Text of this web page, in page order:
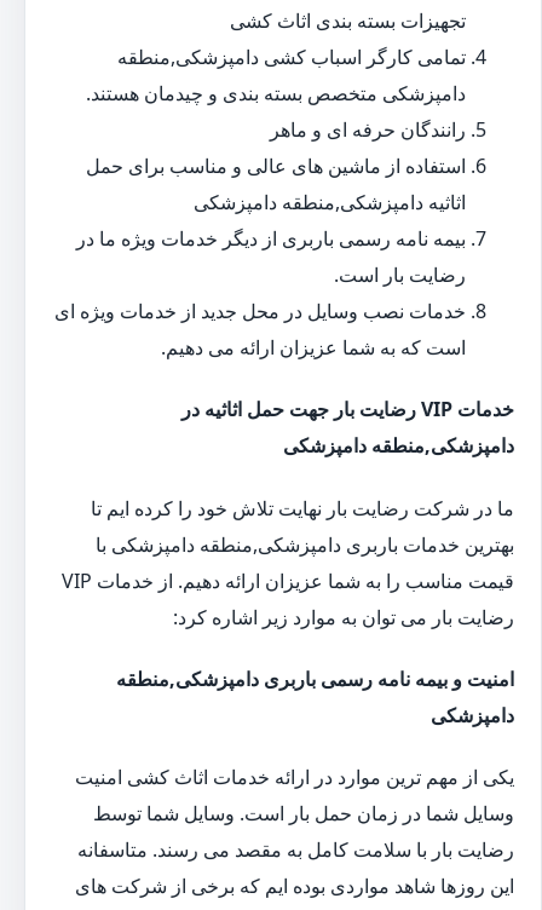
تجهیزات بسته بندی اثاث کشی
تمامی کارگر اسباب کشی دامپزشکی,منطقه
دامپزشکی متخصص بسته بندی و چیدمان هستند.
رانندگان حرفه ای و ماهر
استفاده از ماشین های عالی و مناسب برای حمل
اثاثیه دامپزشکی,منطقه دامپزشکی
بیمه نامه رسمی باربری از دیگر خدمات ویژه ما در
رضایت بار است.
خدمات نصب وسایل در محل جدید از خدمات ویژه ای
است که به شما عزیزان ارائه می دهیم.
خدمات VIP رضایت بار جهت حمل اثاثیه در
دامپزشکی,منطقه دامپزشکی
ما در شرکت رضایت بار نهایت تلاش خود را کرده ایم تا
بهترین خدمات باربری دامپزشکی,منطقه دامپزشکی با
قیمت مناسب را به شما عزیزان ارائه دهیم. از خدمات VIP
رضایت بار می توان به موارد زیر اشاره کرد:
امنیت و بیمه نامه رسمی باربری دامپزشکی,منطقه
دامپزشکی
یکی از مهم ترین موارد در ارائه خدمات اثاث کشی امنیت
وسایل شما در زمان حمل بار است. وسایل شما توسط
رضایت بار با سلامت کامل به مقصد می رسند. متاسفانه
این روزها شاهد مواردی بوده ایم که برخی از شرکت های